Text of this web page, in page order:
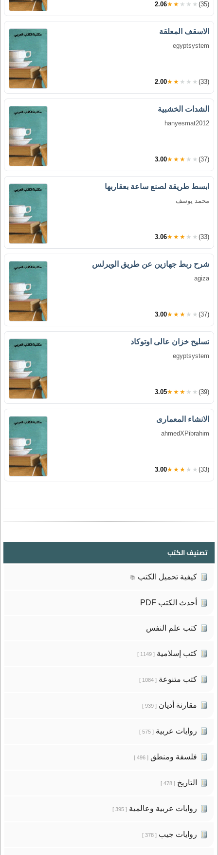
2.06★★★★★ (35)
الاسقف المعلقة
egyptsystem
2.00★★★★★ (33)
الشدات الخشبية
hanyesmat2012
3.00★★★★★ (37)
ابسط طريقة لصنع ساعة بعقاربها
محمد يوسف
3.06★★★★★ (33)
شرح ربط جهازين عن طريق الويرلس
agiza
3.00★★★★★ (37)
تسليح خزان عالى اوتوكاد
egyptsystem
3.05★★★★★ (39)
الانشاء المعمارى
ahmedXPibrahim
3.00★★★★★ (33)
تصنيف الكتب
كيفية تحميل الكتب 📚
أحدث الكتب PDF
كتب علم النفس
كتب إسلامية[ 1149 ]
كتب متنوعة[ 1084 ]
مقارنة أديان[ 939 ]
روايات عربية[ 575 ]
فلسفة ومنطق[ 496 ]
التاريخ[ 478 ]
روايات عربية وعالمية[ 395 ]
روايات جيب[ 378 ]